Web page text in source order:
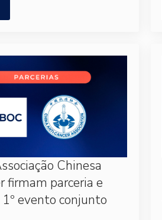
Chinesa
firmam parceria e
evento conjunto